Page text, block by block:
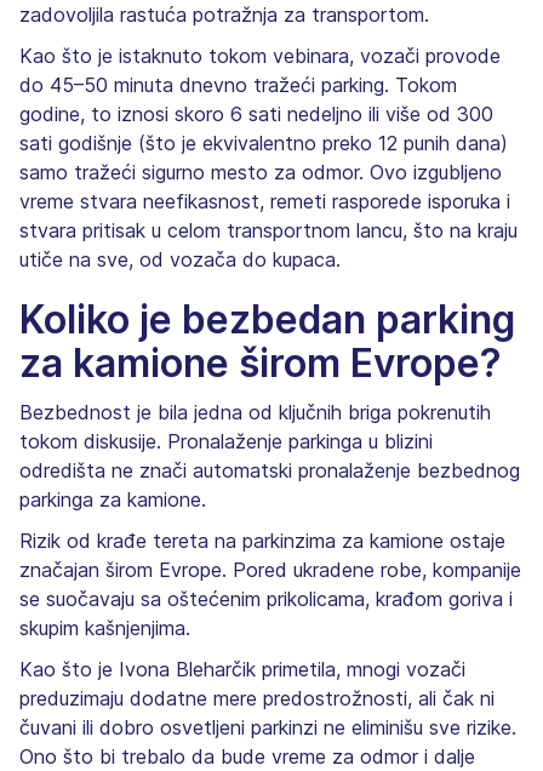
zadovoljila rastuća potražnja za transportom.
Kao što je istaknuto tokom vebinara, vozači provode
do 45–50 minuta dnevno tražeći parking. Tokom
godine, to iznosi skoro 6 sati nedeljno ili više od 300
sati godišnje (što je ekvivalentno preko 12 punih dana)
samo tražeći sigurno mesto za odmor. Ovo izgubljeno
vreme stvara neefikasnost, remeti rasporede isporuka i
stvara pritisak u celom transportnom lancu, što na kraju
utiče na sve, od vozača do kupaca.
Koliko je bezbedan parking
za kamione širom Evrope?
Bezbednost je bila jedna od ključnih briga pokrenutih
tokom diskusije. Pronalaženje parkinga u blizini
odredišta ne znači automatski pronalaženje bezbednog
parkinga za kamione.
Rizik od krađe tereta na parkinzima za kamione ostaje
značajan širom Evrope. Pored ukradene robe, kompanije
se suočavaju sa oštećenim prikolicama, krađom goriva i
skupim kašnjenjima.
Kao što je Ivona Bleharčik primetila, mnogi vozači
preduzimaju dodatne mere predostrožnosti, ali čak ni
čuvani ili dobro osvetljeni parkinzi ne eliminišu sve rizike.
Ono što bi trebalo da bude vreme za odmor i dalje